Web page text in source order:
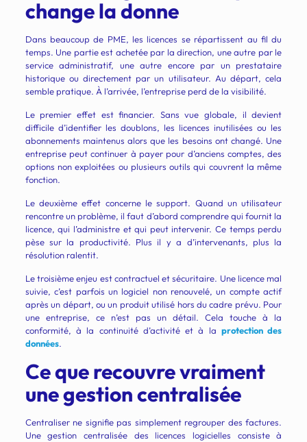
change la donne
Dans beaucoup de PME, les licences se répartissent au fil du
temps. Une partie est achetée par la direction, une autre par le
service administratif, une autre encore par un prestataire
historique ou directement par un utilisateur. Au départ, cela
semble pratique. À l’arrivée, l’entreprise perd de la visibilité.
Le premier effet est financier. Sans vue globale, il devient
difficile d’identifier les doublons, les licences inutilisées ou les
abonnements maintenus alors que les besoins ont changé. Une
entreprise peut continuer à payer pour d’anciens comptes, des
options non exploitées ou plusieurs outils qui couvrent la même
fonction.
Le deuxième effet concerne le support. Quand un utilisateur
rencontre un problème, il faut d’abord comprendre qui fournit la
licence, qui l’administre et qui peut intervenir. Ce temps perdu
pèse sur la productivité. Plus il y a d’intervenants, plus la
résolution ralentit.
Le troisième enjeu est contractuel et sécuritaire. Une licence mal
suivie, c’est parfois un logiciel non renouvelé, un compte actif
après un départ, ou un produit utilisé hors du cadre prévu. Pour
une entreprise, ce n’est pas un détail. Cela touche à la
conformité, à la continuité d’activité et à la protection des
données.
Ce que recouvre vraiment
une gestion centralisée
Centraliser ne signifie pas simplement regrouper des factures.
Une gestion centralisée des licences logicielles consiste à